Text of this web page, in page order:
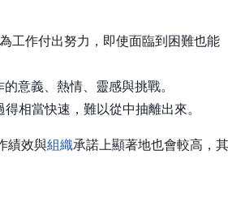
工作付出努力，即使面臨到困難也能
意義、熱情、靈感與挑戰。
相當快速，難以從中抽離出來。
績效與組織承諾上顯著地也會較高，其